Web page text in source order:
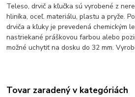
Teleso, drvič a kľučka sú vyrobené z
hliníka, oceľ. materiálu, plastu a pryže.
drviča a kľuky je prevedená chemickým
nastriekané práškovou farbou alebo
možné uchytiť na dosku do 32 mm.
Tovar zaradený v kategóriách